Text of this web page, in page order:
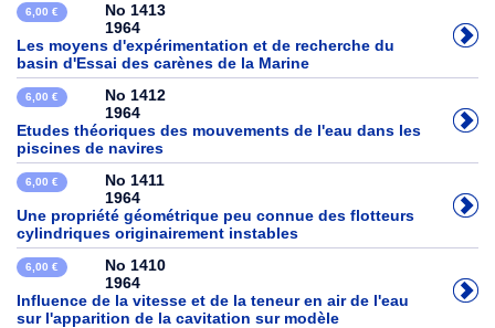
6,00 €
No 1413
1964
Les moyens d'expérimentation et de recherche du
basin d'Essai des carènes de la Marine
6,00 €
No 1412
1964
Etudes théoriques des mouvements de l'eau dans les
piscines de navires
6,00 €
No 1411
1964
Une propriété géométrique peu connue des flotteurs
cylindriques originairement instables
6,00 €
No 1410
1964
Influence de la vitesse et de la teneur en air de l'eau
sur l'apparition de la cavitation sur modèle